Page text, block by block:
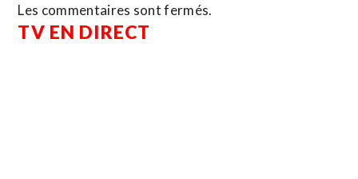
Les commentaires sont fermés.
TV EN DIRECT